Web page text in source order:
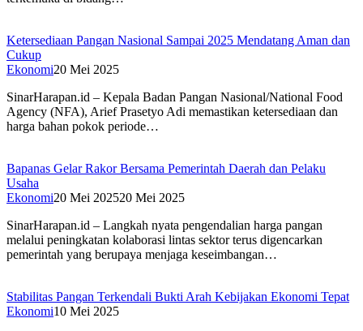
Ketersediaan Pangan Nasional Sampai 2025 Mendatang Aman dan
Cukup
Ekonomi20 Mei 2025
SinarHarapan.id – Kepala Badan Pangan Nasional/National Food
Agency (NFA), Arief Prasetyo Adi memastikan ketersediaan dan
harga bahan pokok periode…
Bapanas Gelar Rakor Bersama Pemerintah Daerah dan Pelaku
Usaha
Ekonomi20 Mei 202520 Mei 2025
SinarHarapan.id – Langkah nyata pengendalian harga pangan
melalui peningkatan kolaborasi lintas sektor terus digencarkan
pemerintah yang berupaya menjaga keseimbangan…
Stabilitas Pangan Terkendali Bukti Arah Kebijakan Ekonomi Tepat
Ekonomi10 Mei 2025